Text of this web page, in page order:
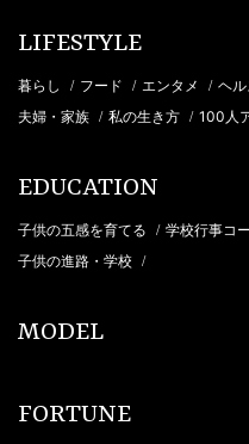
LIFESTYLE
暮らし / フード / エンタメ / ヘル
夫婦・家族 / 私の生き方 / 100人
EDUCATION
子供の五感を育てる / 学校行事コ
子供の進路・学校 /
MODEL
FORTUNE